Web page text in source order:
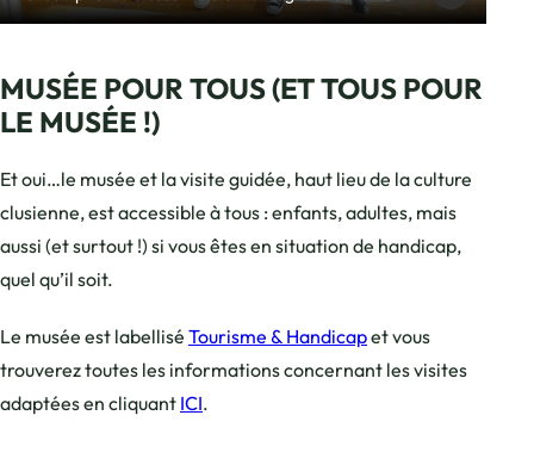
MUSÉE POUR TOUS (ET TOUS POUR
LE MUSÉE !)
Et oui…le musée et la visite guidée, haut lieu de la culture
clusienne, est accessible à tous : enfants, adultes, mais
aussi (et surtout !) si vous êtes en situation de handicap,
quel qu’il soit.
Le musée est labellisé Tourisme & Handicapet vous
trouverez toutes les informations concernant les visites
adaptées en cliquant ICI.